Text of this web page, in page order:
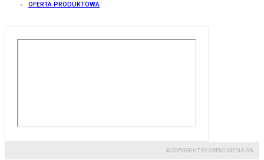
OFERTA PRODUKTOWA
© COPYRIGHT BY GREMI MEDIA SA